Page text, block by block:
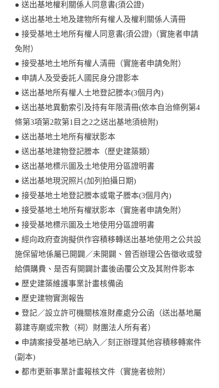
● 送出基地權利關係人同意書(須公證)
● 送出基地土地及建物所有權人及權利關係人清冊
● 接受基地土地所有權人同意書(須公證)（實施者申請
免附）
● 接受基地土地所有權人清冊（實施者申請免附）
● 申請人及受委託人國民身分證影本
● 送出基地所有權人土地登記謄本(3個月內)
● 送出基地異動索引及持有年限清冊(依本自治條例第4
條第3項第2款第1目之2之送出基地須檢附)
● 送出基地土地所有權狀影本
● 送出基地建物登記謄本（歷史建築類）
● 送出基地標示圖及土地使用分區證明書
● 送出基地現況照片(加列拍攝日期)
● 接受基地土地登記謄本或電子謄本(3個月內)
● 接受基地土地所有權狀影本（實施者申請免附）
● 接受基地標示圖及土地使用分區證明書
● 經向政府查詢擬供作容積移轉送出基地使用之公共設
施保留地係屬已開闢／未開闢、曾否辦理公告徵收或發
給價購費、是否有開闢計畫後函覆公文及其附件影本
● 歷史建築維護事業計畫核備函
● 歷史建物實測報告
● 登記／設立許可機關核准財產處分公函（送出基地屬
募建寺廟或宗教（祠）財團法人所有者）
● 申請案接受基地已納入／刻正辦理其他容積移轉案件
(副本)
● 都市更新事業計畫報核文件（實施者檢附）